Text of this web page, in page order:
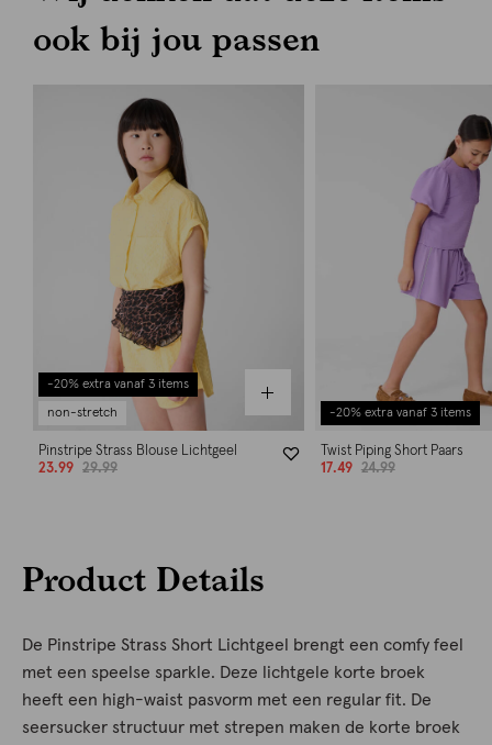
ook bij jou passen
-20% extra vanaf 3 items
non-stretch
Pinstripe Strass Blouse Lichtgeel
23.99
29.99
-20% extra vanaf 3 items
Twist Piping Short Paars
17.49
24.99
Product Details
De Pinstripe Strass Short Lichtgeel brengt een comfy feel
met een speelse sparkle. Deze lichtgele korte broek
heeft een high-waist pasvorm met een regular fit. De
seersucker structuur met strepen maken de korte broek